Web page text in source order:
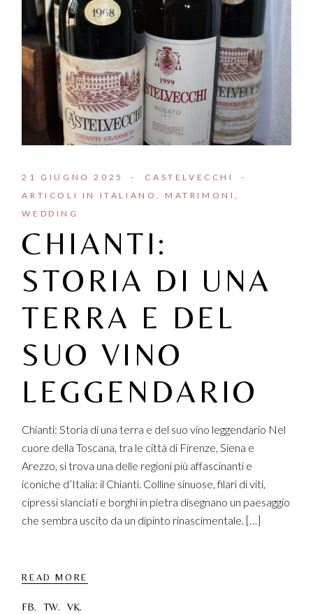
21 GIUGNO 2025
CASTELVECCHI
ARTICOLI IN ITALIANO
MATRIMONI
WEDDING
CHIANTI:
STORIA DI UNA
TERRA E DEL
SUO VINO
LEGGENDARIO
Chianti: Storia di una terra e del suo vino leggendario Nel
cuore della Toscana, tra le città di Firenze, Siena e
Arezzo, si trova una delle regioni più affascinanti e
iconiche d’Italia: il Chianti. Colline sinuose, filari di viti,
cipressi slanciati e borghi in pietra disegnano un paesaggio
che sembra uscito da un dipinto rinascimentale. […]
READ MORE
FB. TW. VK.